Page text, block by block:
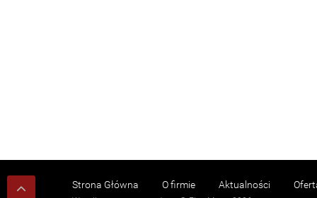
Strona Główna O firmie Aktualności